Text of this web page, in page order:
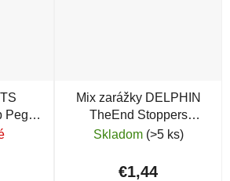
Pegs
Mix zarážky DELPHIN
TheEnd Stoppers
Classic, 126 ks
Skladom (>5 ks)
€1,44